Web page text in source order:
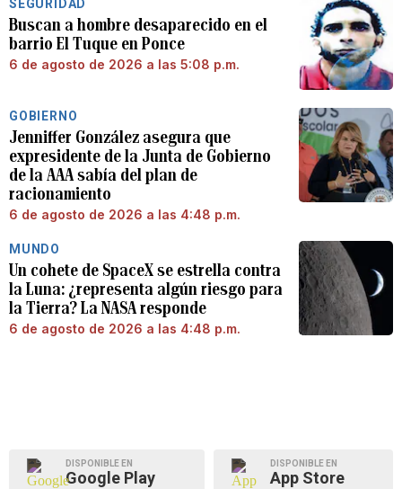
SEGURIDAD
Buscan a hombre desaparecido en el
barrio El Tuque en Ponce
6 de agosto de 2026 a las 5:08 p.m.
GOBIERNO
Jenniffer González asegura que
expresidente de la Junta de Gobierno
de la AAA sabía del plan de
racionamiento
6 de agosto de 2026 a las 4:48 p.m.
MUNDO
Un cohete de SpaceX se estrella contra
la Luna: ¿representa algún riesgo para
la Tierra? La NASA responde
6 de agosto de 2026 a las 4:48 p.m.
DISPONIBLE EN
Google Play
DISPONIBLE EN
App Store